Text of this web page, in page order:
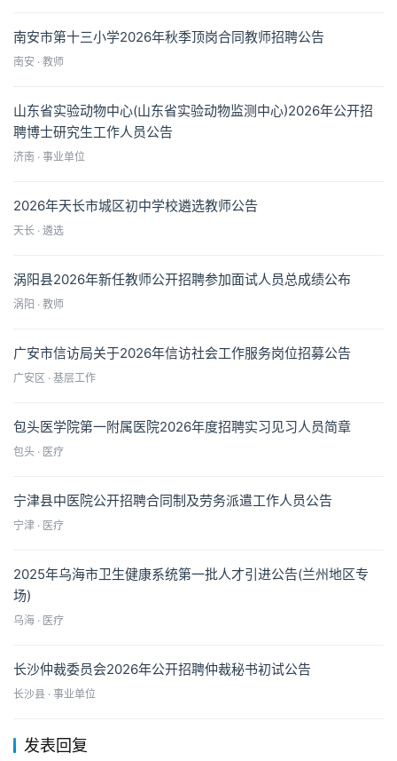
南安市第十三小学2026年秋季顶岗合同教师招聘公告
南安 · 教师
山东省实验动物中心(山东省实验动物监测中心)2026年公开招
聘博士研究生工作人员公告
济南 · 事业单位
2026年天长市城区初中学校遴选教师公告
天长 · 遴选
涡阳县2026年新任教师公开招聘参加面试人员总成绩公布
涡阳 · 教师
广安市信访局关于2026年信访社会工作服务岗位招募公告
广安区 · 基层工作
包头医学院第一附属医院2026年度招聘实习见习人员简章
包头 · 医疗
宁津县中医院公开招聘合同制及劳务派遣工作人员公告
宁津 · 医疗
2025年乌海市卫生健康系统第一批人才引进公告(兰州地区专
场)
乌海 · 医疗
长沙仲裁委员会2026年公开招聘仲裁秘书初试公告
长沙县 · 事业单位
发表回复